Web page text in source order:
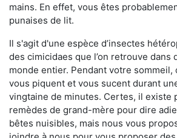
mains. En effet, vous êtes
punaises de lit.
Il s'agit d'une espèce d’insectes
des cimicidaes que l’on retrouve dans
monde entier. Pendant votre sommeil,
vous piquent et vous sucent durant
vingtaine de minutes. Certes, il existe
remèdes de grand-mère pour dire
bêtes nuisibles, mais nous vous